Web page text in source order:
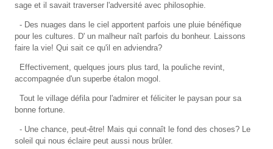
sage et il savait traverser l'adversité avec philosophie.
- Des nuages dans le ciel apportent parfois une pluie bénéfique
pour les cultures. D' un malheur naît parfois du bonheur. Laissons
faire la vie! Qui sait ce qu'il en adviendra?
Effectivement, quelques jours plus tard, la pouliche revint,
accompagnée d'un superbe étalon mogol.
Tout le village défila pour l'admirer et féliciter le paysan pour sa
bonne fortune.
- Une chance, peut-être! Mais qui connaît le fond des choses? Le
soleil qui nous éclaire peut aussi nous brûler.